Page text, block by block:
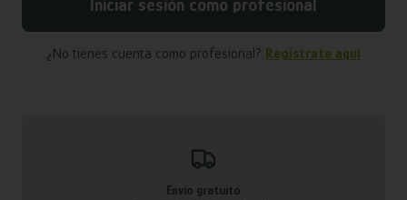
Iniciar sesión como profesional
¿No tienes cuenta como profesional? Regístrate aquí
Envío gratuito